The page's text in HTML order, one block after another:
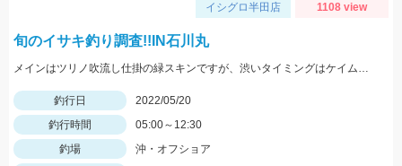
イシグロ半田店 1108 view
旬のイサキ釣り調査!!IN石川丸
メインはツリノ吹流し仕掛の緑スキンですが、渋いタイミングはケイムラやカラー針も良く釣れました!!
釣行日
2022/05/20
釣行時間
05:00～12:30
釣場
沖・オフショア